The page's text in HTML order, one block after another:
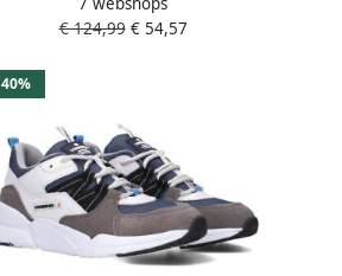
sneakers Schoenen grey maat:
47.5 beschikbare maaten:41.5
€ 124,99€ 54,57
40%